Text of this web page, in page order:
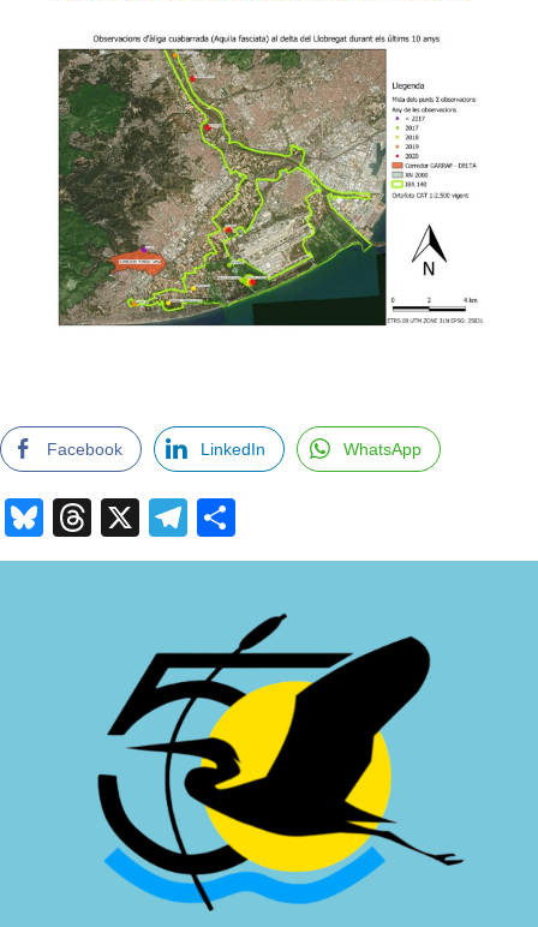
Facebook LinkedIn WhatsApp
Bluesky
Threads
X Telegram